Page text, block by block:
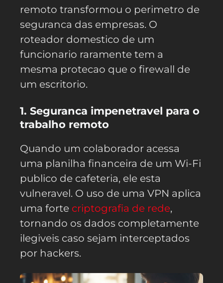
remoto transformou o perimetro de
seguranca das empresas. O
roteador domestico de um
funcionario raramente tem a
mesma protecao que o firewall de
um escritorio.
1. Seguranca impenetravel para o
trabalho remoto
Quando um colaborador acessa
uma planilha financeira de um Wi-Fi
publico de cafeteria, ele esta
vulneravel. O uso de uma VPN aplica
uma forte criptografia de rede,
tornando os dados completamente
ilegiveis caso sejam interceptados
por hackers.